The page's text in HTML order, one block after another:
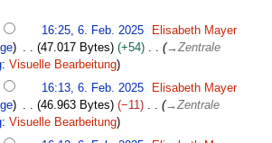
16:25, 6. Feb. 2025
Elisabeth Mayer
47.017 Bytes +54 →Zentrale
: Visuelle Bearbeitung
16:13, 6. Feb. 2025
Elisabeth Mayer
46.963 Bytes −11 →Zentrale
: Visuelle Bearbeitung